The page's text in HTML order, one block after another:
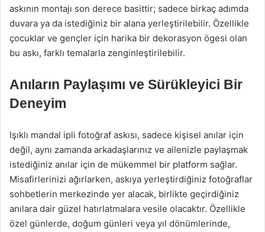
askının montajı son derece basittir; sadece birkaç adımda
duvara ya da istediğiniz bir alana yerleştirilebilir. Özellikle
çocuklar ve gençler için harika bir dekorasyon ögesi olan
bu askı, farklı temalarla zenginleştirilebilir.
Anıların Paylaşımı ve Sürükleyici Bir
Deneyim
Işıklı mandal ipli fotoğraf askısı, sadece kişisel anılar için
değil, aynı zamanda arkadaşlarınız ve ailenizle paylaşmak
istediğiniz anılar için de mükemmel bir platform sağlar.
Misafirlerinizi ağırlarken, askıya yerleştirdiğiniz fotoğraflar
sohbetlerin merkezinde yer alacak, birlikte geçirdiğiniz
anılara dair güzel hatırlatmalara vesile olacaktır. Özellikle
özel günlerde, doğum günleri veya yıl dönümlerinde,